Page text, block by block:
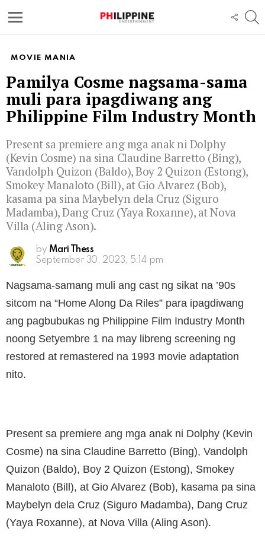
MOVIE MANIA
Pamilya Cosme nagsama-sama
muli para ipagdiwang ang
Philippine Film Industry Month
Present sa premiere ang mga anak ni Dolphy
(Kevin Cosme) na sina Claudine Barretto (Bing),
Vandolph Quizon (Baldo), Boy 2 Quizon (Estong),
Smokey Manaloto (Bill), at Gio Alvarez (Bob),
kasama pa sina Maybelyn dela Cruz (Siguro
Madamba), Dang Cruz (Yaya Roxanne), at Nova
Villa (Aling Ason).
by Mari Thess
September 30, 2023, 5:14 pm
Nagsama-samang muli ang cast ng sikat na ’90s
sitcom na “Home Along Da Riles” para ipagdiwang
ang pagbubukas ng Philippine Film Industry Month
noong Setyembre 1 na may libreng screening ng
restored at remastered na 1993 movie adaptation
nito.
Present sa premiere ang mga anak ni Dolphy (Kevin
Cosme) na sina Claudine Barretto (Bing), Vandolph
Quizon (Baldo), Boy 2 Quizon (Estong), Smokey
Manaloto (Bill), at Gio Alvarez (Bob), kasama pa sina
Maybelyn dela Cruz (Siguro Madamba), Dang Cruz
(Yaya Roxanne), at Nova Villa (Aling Ason).